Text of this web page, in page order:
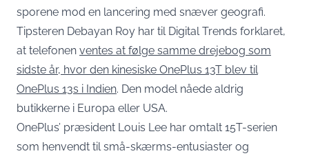
sporene mod en lancering med snæver geografi.
Tipsteren Debayan Roy har til Digital Trends forklaret,
at telefonen ventes at følge samme drejebog som
sidste år, hvor den kinesiske OnePlus 13T blev til
OnePlus 13s i Indien. Den model nåede aldrig
butikkerne i Europa eller USA.
OnePlus’ præsident Louis Lee har omtalt 15T-serien
som henvendt til små-skærms-entusiaster og